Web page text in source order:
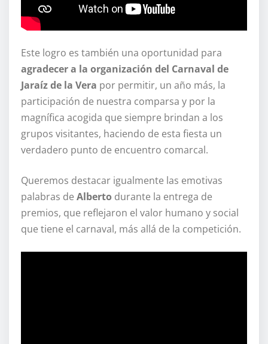
Este logro es también una oportunidad para
agradecer a la organización del Carnaval de
Jaraíz de la Vera por permitir, un año más, la
participación de nuestra comparsa y por la
magnífica acogida que siempre brindan a los
grupos visitantes, haciendo de esta fiesta un
verdadero punto de encuentro comarcal.
Queremos destacar igualmente las emotivas
palabras de Alberto durante la entrega de
premios, que reflejaron el valor humano y social
que tiene el carnaval, más allá de la competición.